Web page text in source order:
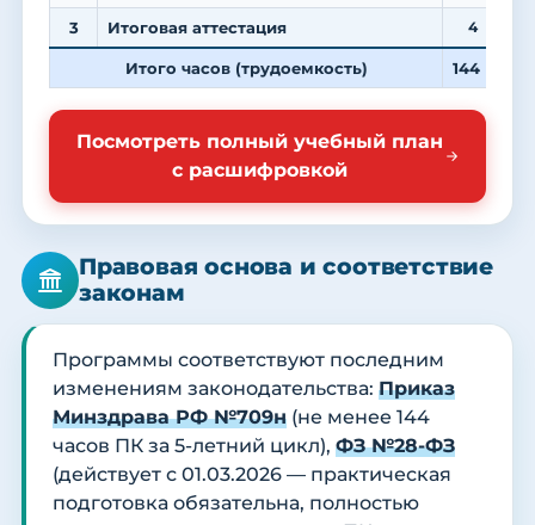
3 Итоговая аттестация 4
Итого часов (трудоемкость) 144
Посмотреть полный учебный план
с расшифровкой
Правовая основа и соответствие
законам
Программы соответствуют последним
изменениям законодательства: Приказ
Минздрава РФ №709н (не менее 144
часов ПК за 5-летний цикл), ФЗ №28-ФЗ
(действует с 01.03.2026 — практическая
подготовка обязательна, полностью